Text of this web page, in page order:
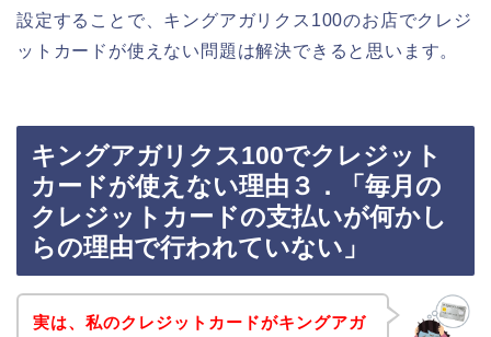
設定することで、キングアガリクス100のお店でクレジ
ットカードが使えない問題は解決できると思います。
キングアガリクス100でクレジット
カードが使えない理由３．「毎月の
クレジットカードの支払いが何かし
らの理由で行われていない」
実は、私のクレジットカードがキングアガ